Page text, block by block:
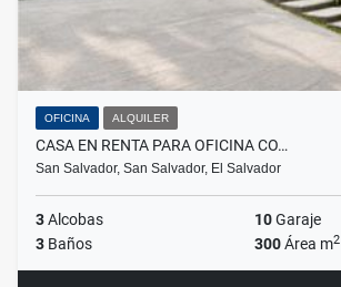
OFICINA ALQUILER
CASA EN RENTA PARA OFICINA CO…
San Salvador, San Salvador, El Salvador
3Alcobas 10Garaje
3 Baños 300Área m2